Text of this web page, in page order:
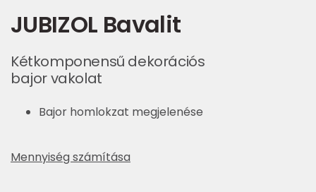
JUBIZOL Bavalit
Kétkomponensű dekorációs
bajor vakolat
Bajor homlokzat megjelenése
Mennyiség számítása